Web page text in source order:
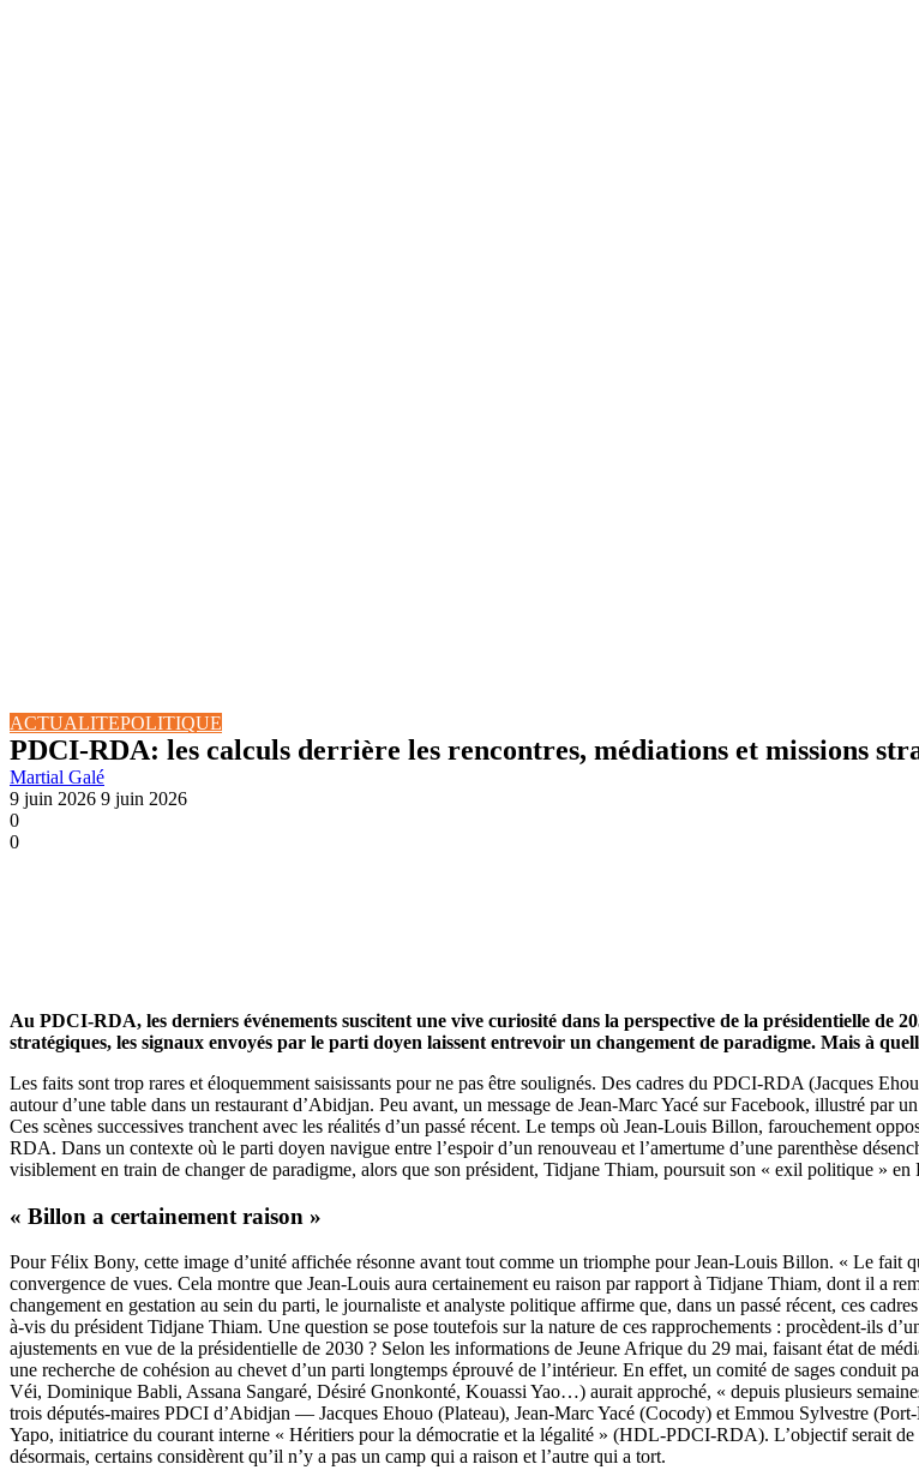
ACTUALITEPOLITIQUE
PDCI-RDA: les calculs derrière les rencontres, médiations et missions
Martial Galé
9 juin 2026 9 juin 2026
0
0
Au PDCI-RDA, les derniers événements suscitent une vive curiosité dans la perspective de la présidentielle de
stratégiques, les signaux envoyés par le parti doyen laissent entrevoir un changement de paradigme. Mais à
Les faits sont trop rares et éloquemment saisissants pour ne pas être soulignés. Des cadres du PDCI-RDA (Jacques
autour d’une table dans un restaurant d’Abidjan. Peu avant, un message de Jean-Marc Yacé sur Facebook, illustré par
Ces scènes successives tranchent avec les réalités d’un passé récent. Le temps où Jean-Louis Billon, farouchement
RDA. Dans un contexte où le parti doyen navigue entre l’espoir d’un renouveau et l’amertume d’une parenthèse
visiblement en train de changer de paradigme, alors que son président, Tidjane Thiam, poursuit son « exil politique » en
« Billon a certainement raison »
Pour Félix Bony, cette image d’unité affichée résonne avant tout comme un triomphe pour Jean-Louis Billon. « Le fait
convergence de vues. Cela montre que Jean-Louis aura certainement eu raison par rapport à Tidjane Thiam, dont il a
changement en gestation au sein du parti, le journaliste et analyste politique affirme que, dans un passé récent, ces
à-vis du président Tidjane Thiam. Une question se pose toutefois sur la nature de ces rapprochements : procèdent-ils
ajustements en vue de la présidentielle de 2030 ? Selon les informations de Jeune Afrique du 29 mai, faisant état de
une recherche de cohésion au chevet d’un parti longtemps éprouvé de l’intérieur. En effet, un comité de sages
Véi, Dominique Babli, Assana Sangaré, Désiré Gnonkonté, Kouassi Yao…) aurait approché, « depuis plusieurs
trois députés-maires PDCI d’Abidjan — Jacques Ehouo (Plateau), Jean-Marc Yacé (Cocody) et Emmou Sylvestre
Yapo, initiatrice du courant interne « Héritiers pour la démocratie et la légalité » (HDL-PDCI-RDA). L’objectif serait de
désormais, certains considèrent qu’il n’y a pas un camp qui a raison et l’autre qui a tort.